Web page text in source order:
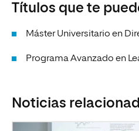
Títulos que te
Máster Universitario en
Programa Avanzado en
Noticias